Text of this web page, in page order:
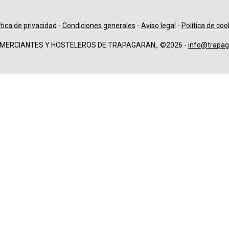
de privacidad - Condiciones generales - Aviso legal - Política de
Y HOSTELEROS DE TRAPAGARAN,. ©2026 -